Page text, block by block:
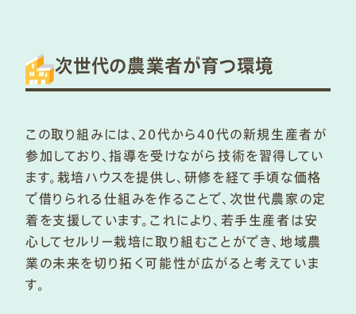
次世代の農業者が育つ環境
この取り組みには、20代から40代の新規生産者が
参加しており、指導を受けながら技術を習得してい
ます。栽培ハウスを提供し、研修を経て手頃な価格
で借りられる仕組みを作ることで、次世代農家の定
着を支援しています。これにより、若手生産者は安
心してセルリー栽培に取り組むことができ、地域農
業の未来を切り拓く可能性が広がると考えていま
す。